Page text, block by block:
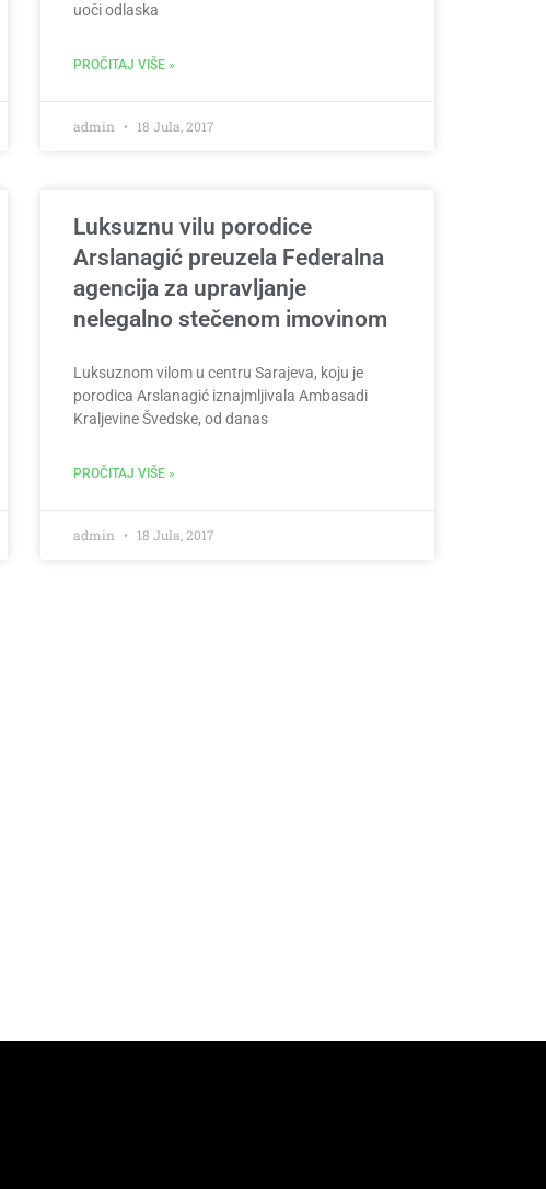
uoči odlaska
PROČITAJ VIŠE »
admin 18 Jula, 2017
Luksuznu vilu porodice
Arslanagić preuzela Federalna
agencija za upravljanje
nelegalno stečenom imovinom
Luksuznom vilom u centru Sarajeva, koju je
porodica Arslanagić iznajmljivala Ambasadi
Kraljevine Švedske, od danas
PROČITAJ VIŠE »
admin 18 Jula, 2017